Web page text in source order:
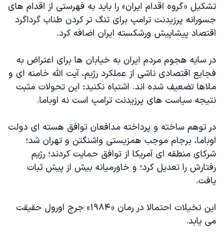
نرگس محمدی برنده جایزه نوبل صلح
همایش محافظه‌کاران آمریکا «سی‌پک»
سفر پرزیدنت ترامپ به چین
تشکیل «گروه اقدام ایران» را باید به فهرستی از اقدام های
جسورانه پرزیدنت ترامپ برای تنگ تر کردن طناب گرداگرد
اقتصاد پیشاپیش ورشکسته ایران اضافه کرد.
در سایه هجوم مردم ایران به خیابان ها برای اعتراض به
فجایع اقتصادی ناشی از عملکرد رژیم، آیت الله خامنه ای و
ملاها تضعیف شده اند. اشتباه نکنید: این تحولات مثبت
نتیجه سیاست های پرزیدنت ترامپ است نه اوباما.
در توهم ساخته و پرداخته مدافعان توافق هسته ای دولت
اوباما، برجام موجب همزیستی واشنگتن و تهران شد؛
شرکای منطقه ای آمریکا از توافق حمایت کردند؛ رژیم
رفتارش را تعدیل کرد؛ و خاورمیانه بیش از پیش ثبات
یافت.
این تخیلات احتمالا در رمان «۱۹۸۴» جرج اورول حقیقت
می یابد.